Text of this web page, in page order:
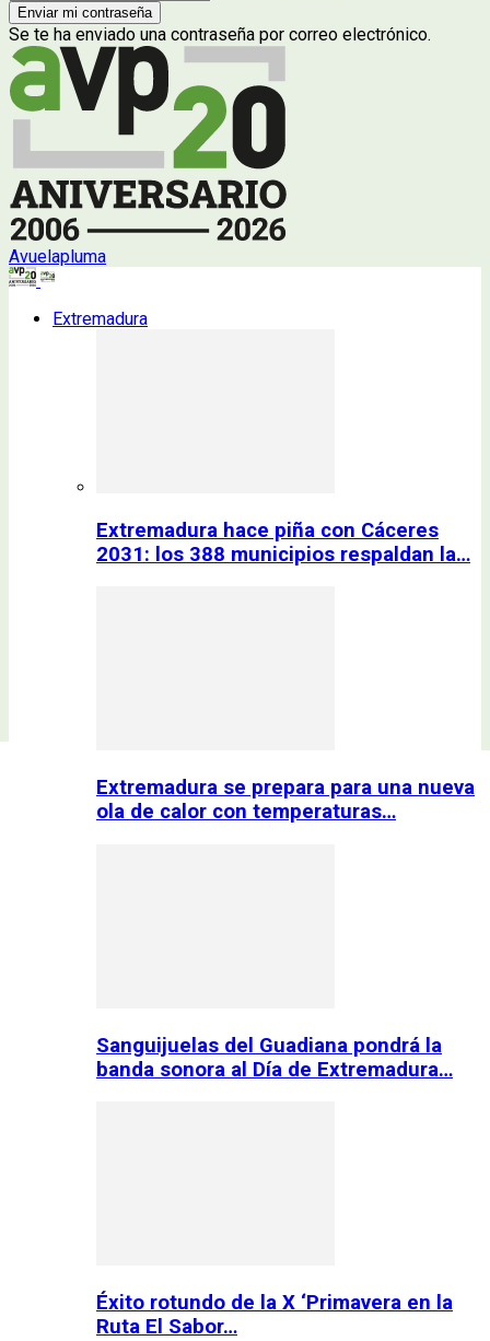
Se te ha enviado una contraseña por correo electrónico.
Avuelapluma
Extremadura
Extremadura hace piña con Cáceres
2031: los 388 municipios respaldan la…
Extremadura se prepara para una nueva
ola de calor con temperaturas…
Sanguijuelas del Guadiana pondrá la
banda sonora al Día de Extremadura…
Éxito rotundo de la X ‘Primavera en la
Ruta El Sabor…